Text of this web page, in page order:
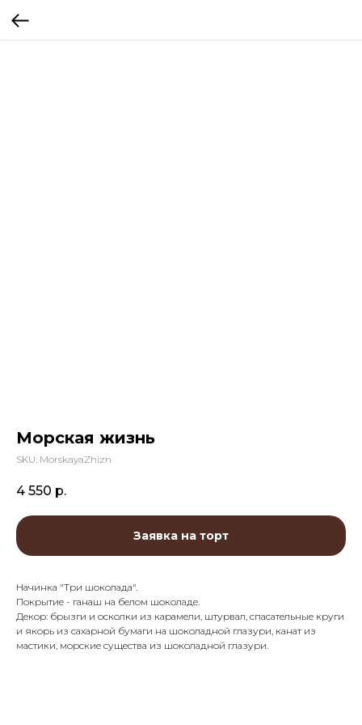
Морская жизнь
SKU: MorskayaZhizn
4 550 р.
Заявка на торт
Начинка "Три шоколада".
Покрытие - ганаш на белом шоколаде.
Декор: брызги и осколки из карамели, штурвал, спасательные круги
и якорь из сахарной бумаги на шоколадной глазури, канат из
мастики, морские существа из шоколадной глазури.